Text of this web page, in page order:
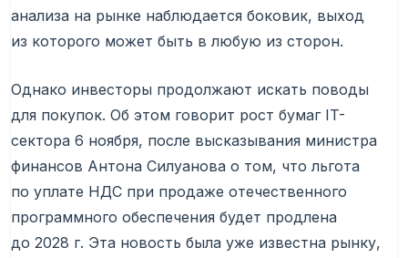
анализа на рынке наблюдается боковик, выход
из которого может быть в любую из сторон.
Однако инвесторы продолжают искать поводы
для покупок. Об этом говорит рост бумаг IT-
сектора 6 ноября, после высказывания министра
финансов Антона Силуанова о том, что льгота
по уплате НДС при продаже отечественного
программного обеспечения будет продлена
до 2028 г. Эта новость была уже известна рынку,